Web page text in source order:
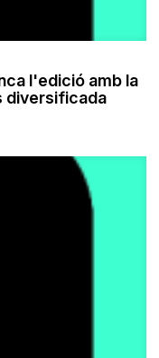
l'edició amb la
diversificada